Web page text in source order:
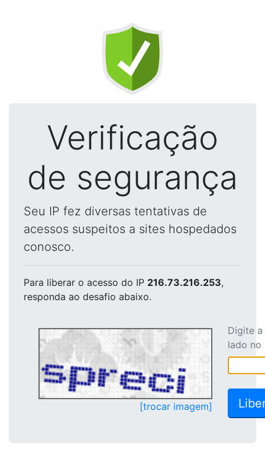
Verificação
de segurança
Seu IP fez diversas tentativas de
acessos suspeitos a sites hospedados
conosco.
Para liberar o acesso do IP 216.73.216.253,
responda ao desafio abaixo.
[trocar imagem]
Digite
lado no